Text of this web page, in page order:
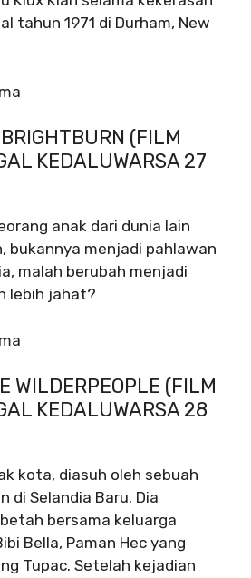
tahun 1971 di Durham, New
(FILM
KEDALUWARSA 27
anak dari dunia lain
bukannya menjadi pahlawan
malah berubah menjadi
lebih jahat?
WILDERPEOPLE (FILM
KEDALUWARSA 28
kota, diasuh oleh sebuah
di Selandia Baru. Dia
bersama keluarga
Bella, Paman Hec yang
Tupac. Setelah kejadian